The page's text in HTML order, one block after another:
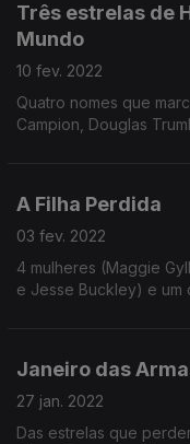
Três estrelas de
Mundo
10 fev. 2022
Quatro nomes que
Campion, Douglas
A Filha Perdida
03 fev. 2022
4 mulheres (Maggie
e Jesse Buckley) e um
Janeiro das
27 jan. 2022
Das estrelas que